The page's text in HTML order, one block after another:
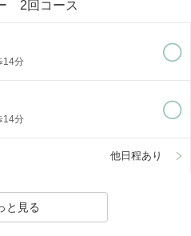
2回コース
14分
14分
他日程あり
と見る